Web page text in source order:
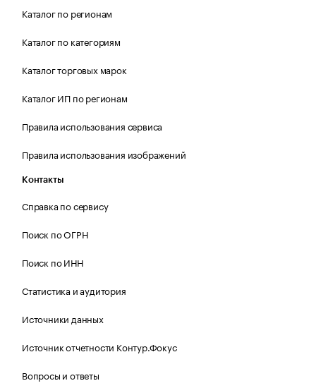
Каталог по регионам
Каталог по категориям
Каталог торговых марок
Каталог ИП по регионам
Правила использования сервиса
Правила использования изображений
Контакты
Справка по сервису
Поиск по ОГРН
Поиск по ИНН
Статистика и аудитория
Источники данных
Источник отчетности Контур.Фокус
Вопросы и ответы